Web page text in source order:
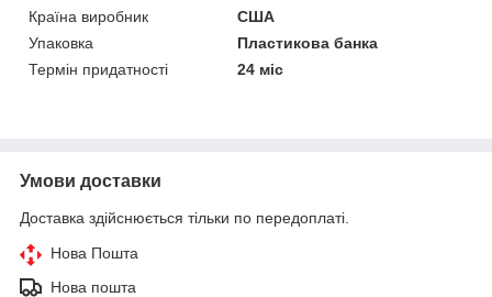
Країна виробник
США
Упаковка
Пластикова банка
Термін придатності
24 міс
Умови доставки
Доставка здійснюється тільки по передоплаті.
Нова Пошта
Нова пошта